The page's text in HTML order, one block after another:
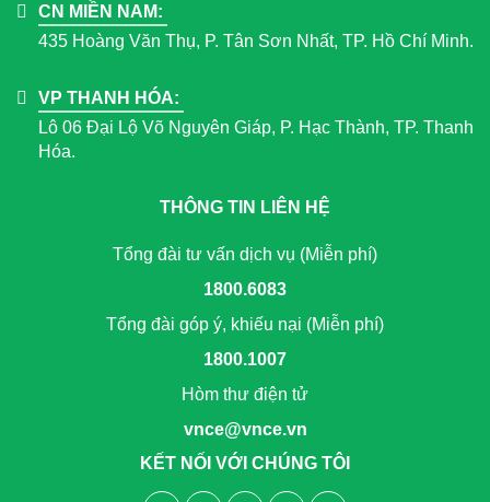
CN MIỀN NAM:
435 Hoàng Văn Thụ, P. Tân Sơn Nhất, TP. Hồ Chí Minh.
VP THANH HÓA:
Lô 06 Đại Lộ Võ Nguyên Giáp, P. Hạc Thành, TP. Thanh
Hóa.
THÔNG TIN LIÊN HỆ
Tổng đài tư vấn dịch vụ (Miễn phí)
1800.6083
Tổng đài góp ý, khiếu nại (Miễn phí)
1800.1007
Hòm thư điện tử
vnce@vnce.vn
KẾT NỐI VỚI CHÚNG TÔI